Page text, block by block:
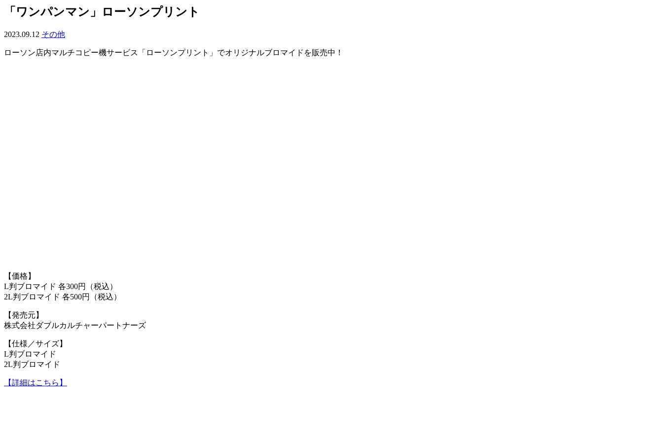
「ワンパンマン」ローソンプリント
2023.09.12 その他
ローソン店内マルチコピー機サービス「ローソンプリント」でオリジナルブロマイドを販売中！
【価格】
L判ブロマイド 各300円（税込）
2L判ブロマイド 各500円（税込）
【発売元】
株式会社ダブルカルチャーパートナーズ
【仕様／サイズ】
L判ブロマイド
2L判ブロマイド
【詳細はこちら】